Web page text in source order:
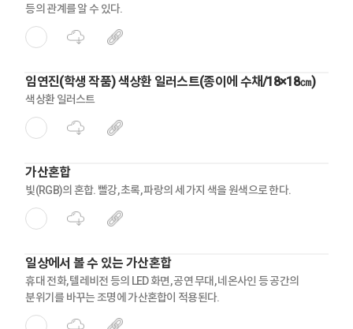
등의 관계를 알 수 있다.
임연진(학생 작품) 색상환 일러스트(종이에 수채/18×18㎝)
색상환 일러스트
가산혼합
빛(RGB)의 혼합. 빨강, 초록, 파랑의 세 가지 색을 원색으로 한다.
일상에서 볼 수 있는 가산혼합
휴대 전화, 텔레비전 등의 LED 화면, 공연 무대, 네온사인 등 공간의
분위기를 바꾸는 조명에 가산혼합이 적용된다.